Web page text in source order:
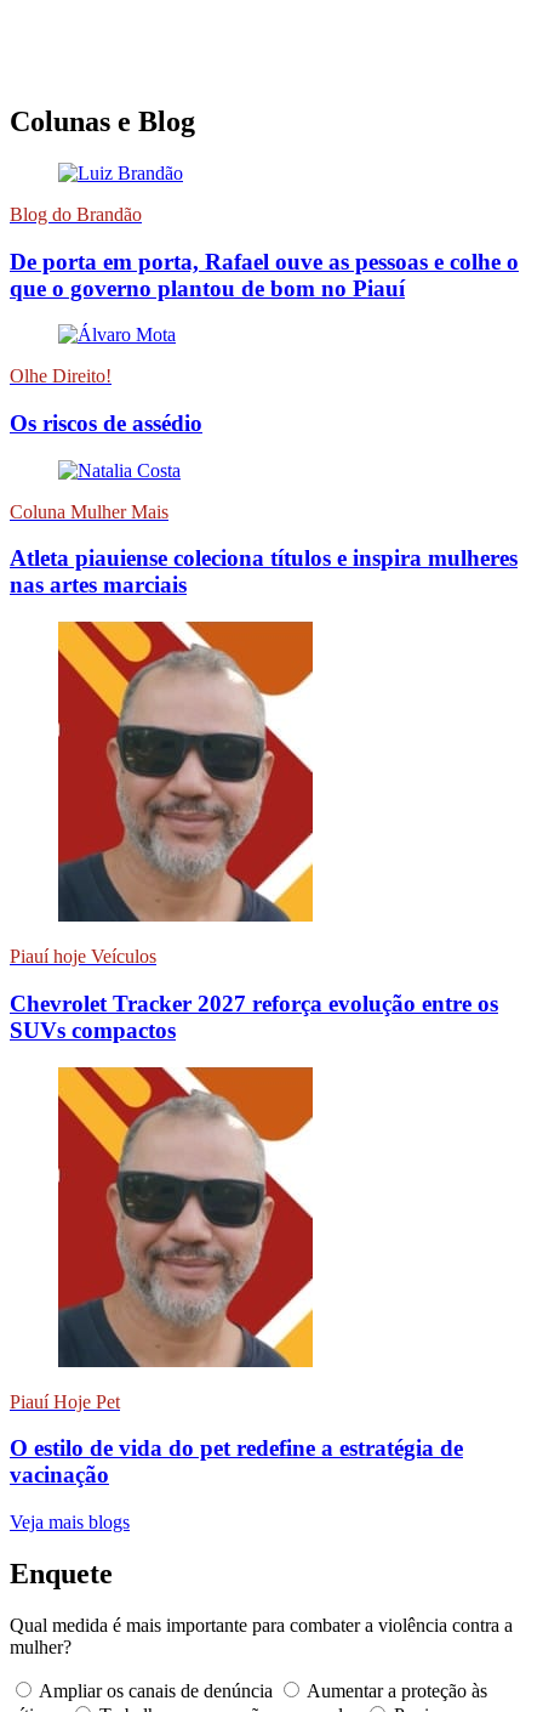
Colunas e Blog
Blog do Brandão
De porta em porta, Rafael ouve as pessoas e colhe o
que o governo plantou de bom no Piauí
Olhe Direito!
Os riscos de assédio
Coluna Mulher Mais
Atleta piauiense coleciona títulos e inspira mulheres
nas artes marciais
Piauí hoje Veículos
Chevrolet Tracker 2027 reforça evolução entre os
SUVs compactos
Piauí Hoje Pet
O estilo de vida do pet redefine a estratégia de
vacinação
Veja mais blogs
Enquete
Qual medida é mais importante para combater a violência contra a
mulher?
Ampliar os canais de denúncia
Aumentar a proteção às